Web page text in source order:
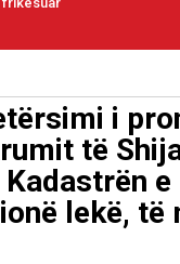
i
të
lekë, të